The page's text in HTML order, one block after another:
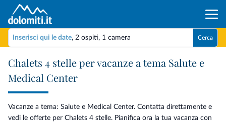
Inserisci qui le date, 2 ospiti, 1 camera Cerca
Chalets 4 stelle per vacanze a tema Salute e
Medical Center
Vacanze a tema: Salute e Medical Center. Contatta direttamente e
vedi le offerte per Chalets 4 stelle. Pianifica ora la tua vacanza con